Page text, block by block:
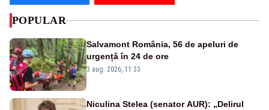
POPULAR
Salvamont România, 56 de apeluri de
urgență în 24 de ore
3 aug. 2026, 11:33
Niculina Stelea (senator AUR): „Delirul